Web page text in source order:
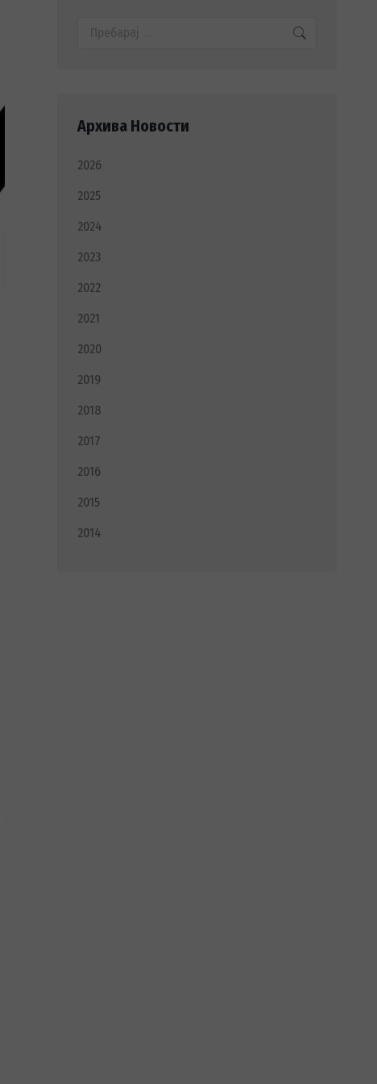
Архива Новости
2026
2025
2024
2023
2022
2021
2020
2019
2018
2017
2016
2015
2014